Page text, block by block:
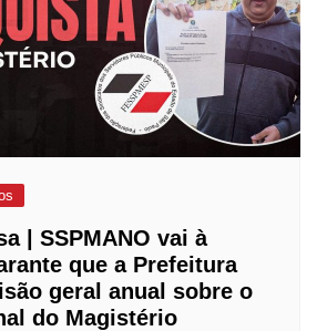
| SSPMANO vai à
que a Prefeitura
geral anual sobre o
do Magistério